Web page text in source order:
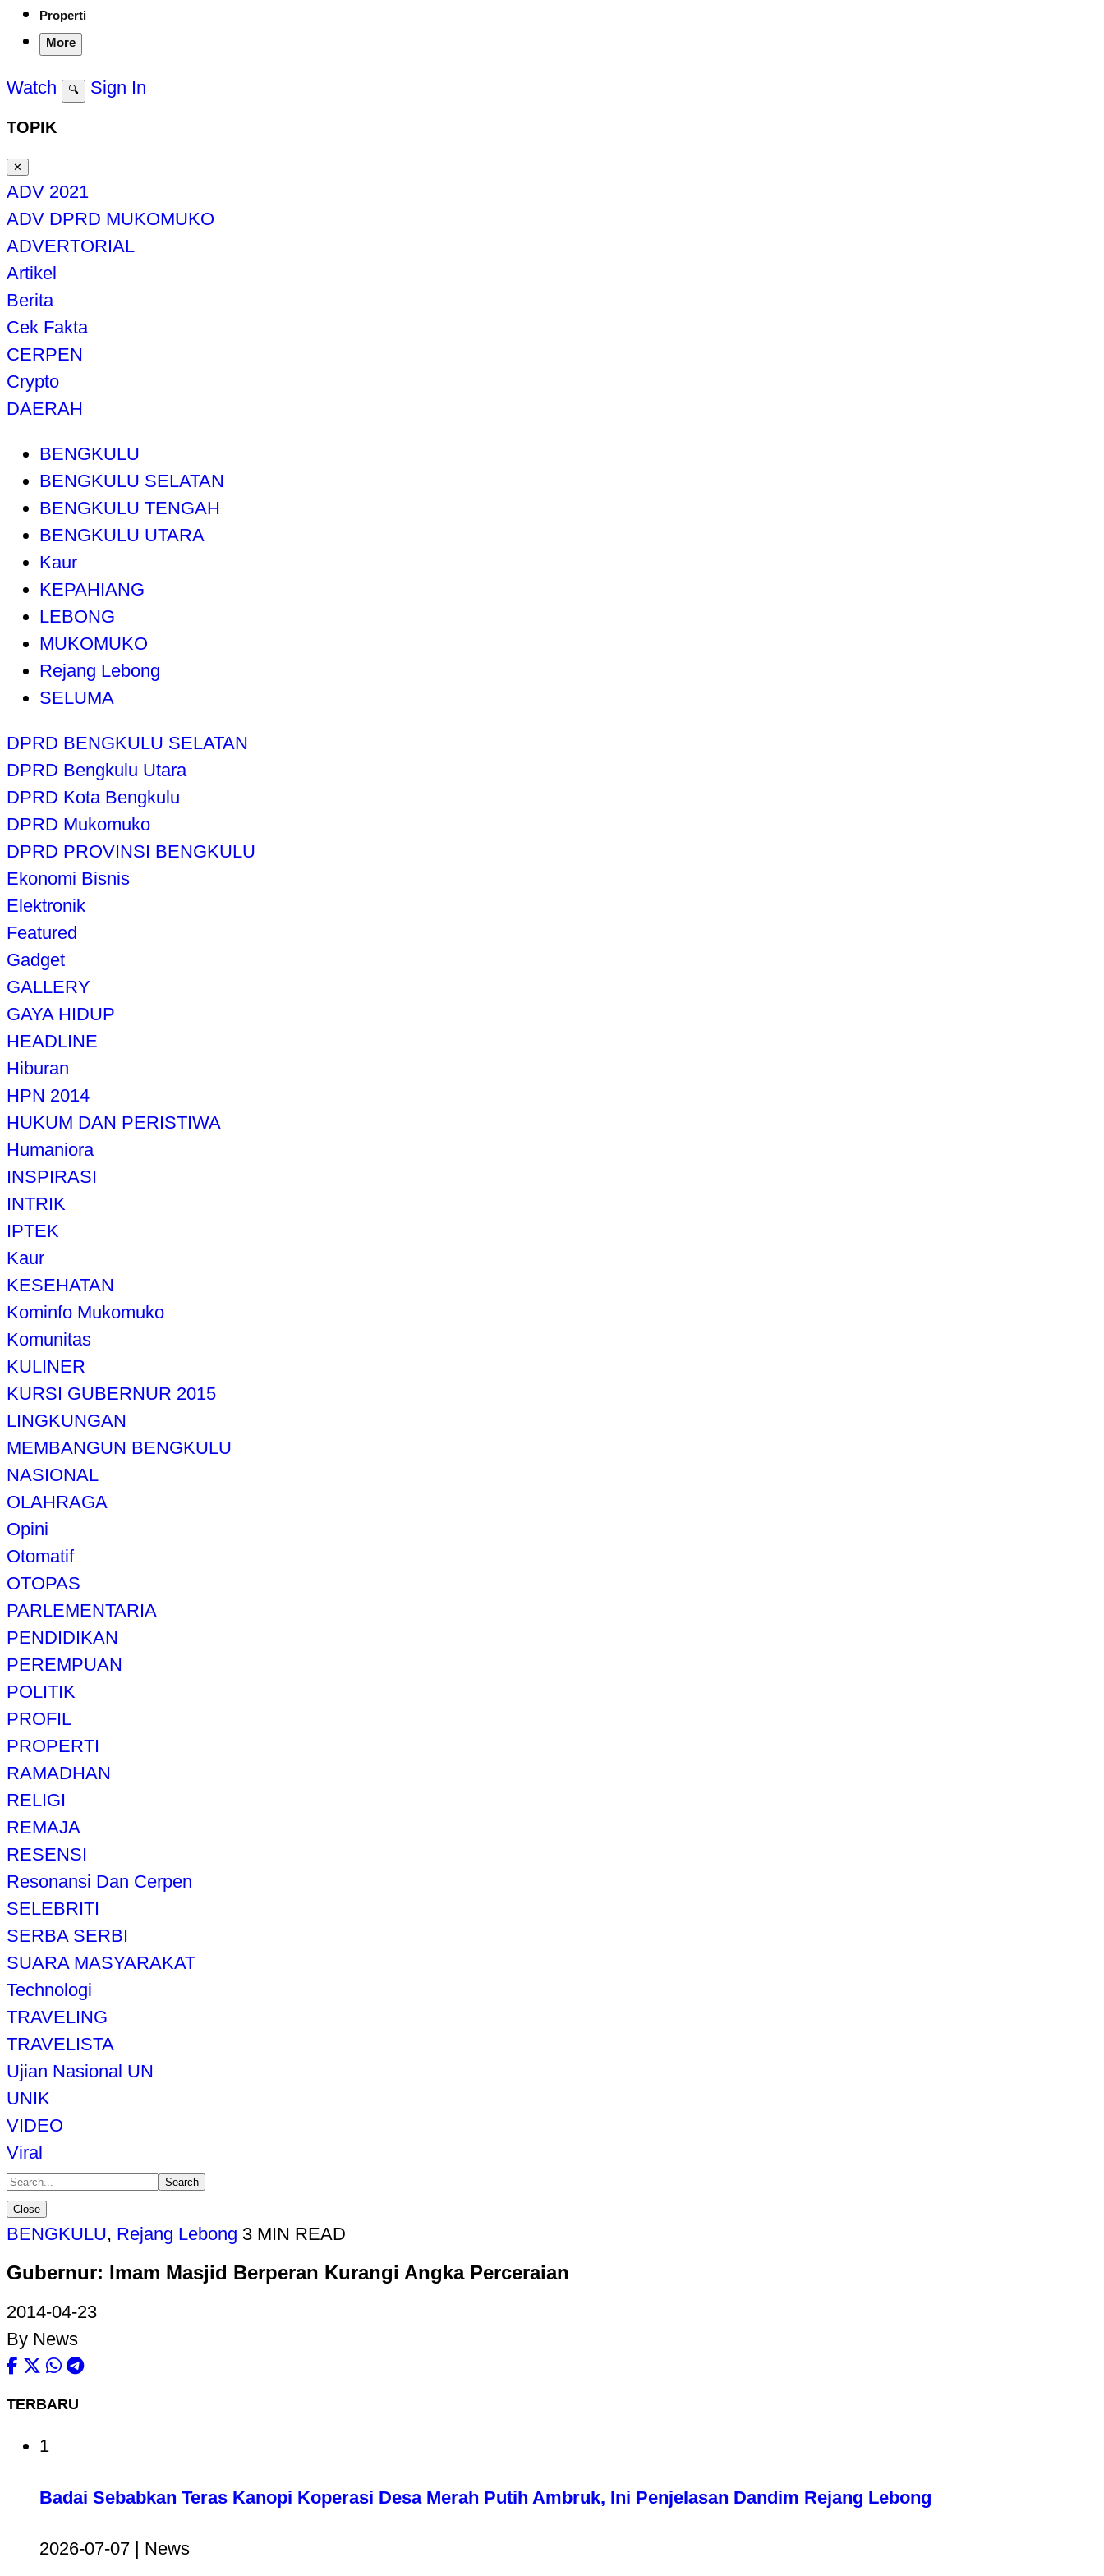
Properti
More
Watch 🔍 Sign In
TOPIK
✕
ADV 2021
ADV DPRD MUKOMUKO
ADVERTORIAL
Artikel
Berita
Cek Fakta
CERPEN
Crypto
DAERAH
BENGKULU
BENGKULU SELATAN
BENGKULU TENGAH
BENGKULU UTARA
Kaur
KEPAHIANG
LEBONG
MUKOMUKO
Rejang Lebong
SELUMA
DPRD BENGKULU SELATAN
DPRD Bengkulu Utara
DPRD Kota Bengkulu
DPRD Mukomuko
DPRD PROVINSI BENGKULU
Ekonomi Bisnis
Elektronik
Featured
Gadget
GALLERY
GAYA HIDUP
HEADLINE
Hiburan
HPN 2014
HUKUM DAN PERISTIWA
Humaniora
INSPIRASI
INTRIK
IPTEK
Kaur
KESEHATAN
Kominfo Mukomuko
Komunitas
KULINER
KURSI GUBERNUR 2015
LINGKUNGAN
MEMBANGUN BENGKULU
NASIONAL
OLAHRAGA
Opini
Otomatif
OTOPAS
PARLEMENTARIA
PENDIDIKAN
PEREMPUAN
POLITIK
PROFIL
PROPERTI
RAMADHAN
RELIGI
REMAJA
RESENSI
Resonansi Dan Cerpen
SELEBRITI
SERBA SERBI
SUARA MASYARAKAT
Technologi
TRAVELING
TRAVELISTA
Ujian Nasional UN
UNIK
VIDEO
Viral
Search
Close
BENGKULU, Rejang Lebong 3 MIN READ
Gubernur: Imam Masjid Berperan Kurangi Angka Perceraian
2014-04-23
By News
TERBARU
1
Badai Sebabkan Teras Kanopi Koperasi Desa Merah Putih Ambruk, Ini Penjelasan Dandim Rejang Lebong
2026-07-07 | News